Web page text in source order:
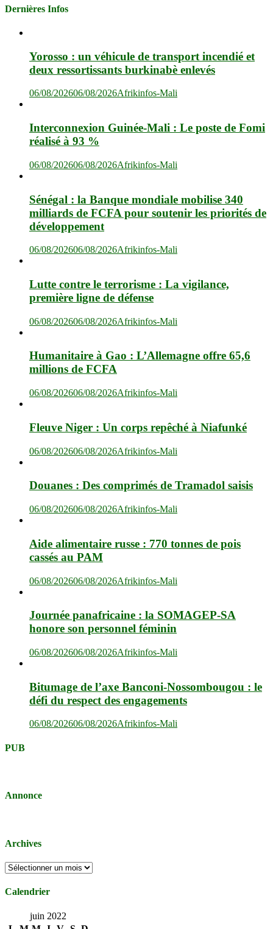
Dernières Infos
Yorosso : un véhicule de transport incendié et
deux ressortissants burkinabè enlevés
06/08/202606/08/2026Afrikinfos-Mali
Interconnexion Guinée-Mali : Le poste de Fomi
réalisé à 93 %
06/08/202606/08/2026Afrikinfos-Mali
Sénégal : la Banque mondiale mobilise 340
milliards de FCFA pour soutenir les priorités de
développement
06/08/202606/08/2026Afrikinfos-Mali
Lutte contre le terrorisme : La vigilance,
première ligne de défense
06/08/202606/08/2026Afrikinfos-Mali
Humanitaire à Gao : L’Allemagne offre 65,6
millions de FCFA
06/08/202606/08/2026Afrikinfos-Mali
Fleuve Niger : Un corps repêché à Niafunké
06/08/202606/08/2026Afrikinfos-Mali
Douanes : Des comprimés de Tramadol saisis
06/08/202606/08/2026Afrikinfos-Mali
Aide alimentaire russe : 770 tonnes de pois
cassés au PAM
06/08/202606/08/2026Afrikinfos-Mali
Journée panafricaine : la SOMAGEP-SA
honore son personnel féminin
06/08/202606/08/2026Afrikinfos-Mali
Bitumage de l’axe Banconi-Nossombougou : le
défi du respect des engagements
06/08/202606/08/2026Afrikinfos-Mali
PUB
Annonce
Archives
Archives
Calendrier
juin 2022